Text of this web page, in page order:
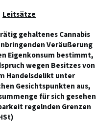
Leitsätze
gehaltenes Cannabis
Veräußerung
Eigenkonsum bestimmt,
wegen Besitzes von
Handelsdelikt unter
Gesichtspunkten aus,
für sich gesehen
regelnden Grenzen